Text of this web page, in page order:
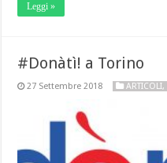
Leggi »
#Donàtì! a Torino
27 Settembre 2018 ARTICOLI,